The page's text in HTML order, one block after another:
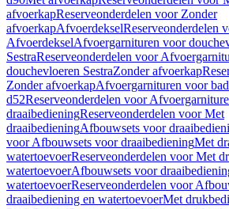
afvoerkapReserveonderdelen voor Zonder
afvoerkapAfvoerdekselReserveonderdelen
AfvoerdekselAfvoergarnituren voor
SestraReserveonderdelen voor
douchevloeren SestraZonder afvoerkap
Zonder afvoerkapAfvoergarnituren voor
d52Reserveonderdelen voor
draaibedieningReserveonderdelen voor Met
draaibedieningAfbouwsets voor
voor Afbouwsets voor draaibedieningMet
watertoevoerReserveonderdelen voor Met
watertoevoerAfbouwsets voor
watertoevoerReserveonderdelen voor
draaibediening en watertoevoerMet